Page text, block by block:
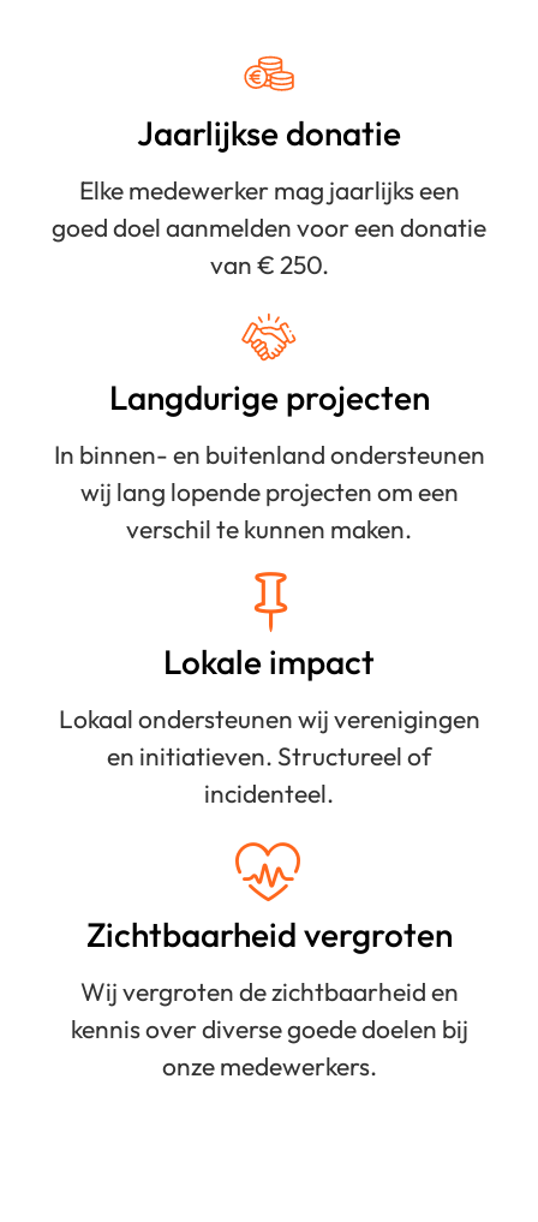
Jaarlijkse donatie
Elke medewerker mag jaarlijks een
goed doel aanmelden voor een donatie
van € 250.
Langdurige projecten
In binnen- en buitenland ondersteunen
wij lang lopende projecten om een
verschil te kunnen maken.
Lokale impact
Lokaal ondersteunen wij verenigingen
en initiatieven. Structureel of
incidenteel.
Zichtbaarheid vergroten
Wij vergroten de zichtbaarheid en
kennis over diverse goede doelen bij
onze medewerkers.